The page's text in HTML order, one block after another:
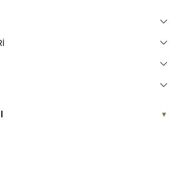
yıkanması tavsiye edilir.
▾